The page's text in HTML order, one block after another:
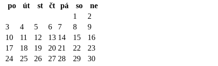
po
út st čt pá so ne
1
2
3
4 5 6 7 8
9
10
11 12 13 14 15
16
17
18 19 20 21 22
23
24
25 26 27 28 29
30